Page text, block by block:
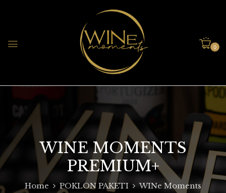
0
WINE MOMENTS
PREMIUM+
Home POKLON PAKETI
WINe Moments